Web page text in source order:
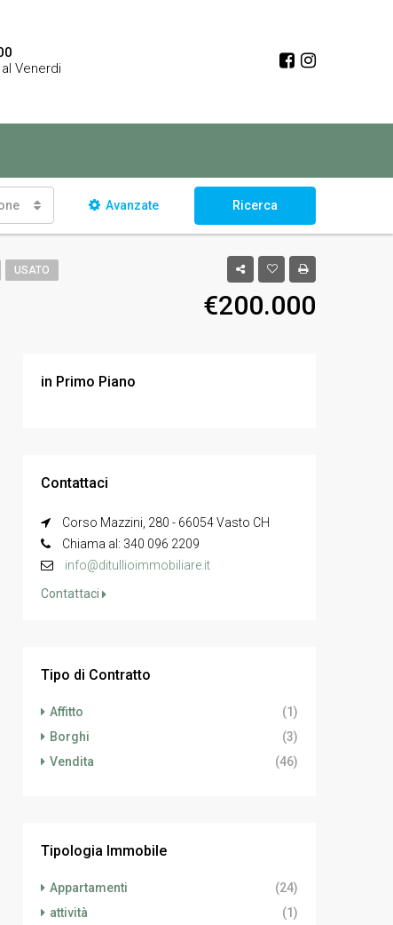
Venerdi
Avanzate Ricerca
USATO
€200.000
in Primo Piano
Contattaci
Corso Mazzini, 280 - 66054 Vasto CH
Chiama al: 340 096 2209
info@ditullioimmobiliare.it
Contattaci
Tipo di Contratto
Affitto
(1)
Borghi
(3)
Vendita
(46)
Tipologia Immobile
Appartamenti
(24)
attività
(1)